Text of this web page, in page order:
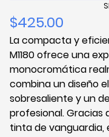
$425.00
La compacta y
M1180 ofrece una
monocromática
combina un diseño
sobresaliente y un
profesional. Gracias
tinta de vanguardia,